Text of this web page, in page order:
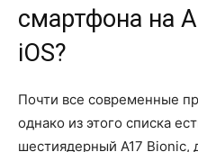
смартфона на
iOS?
Почти все современные
однако из этого списка
шестиядерный A17 Bionic,